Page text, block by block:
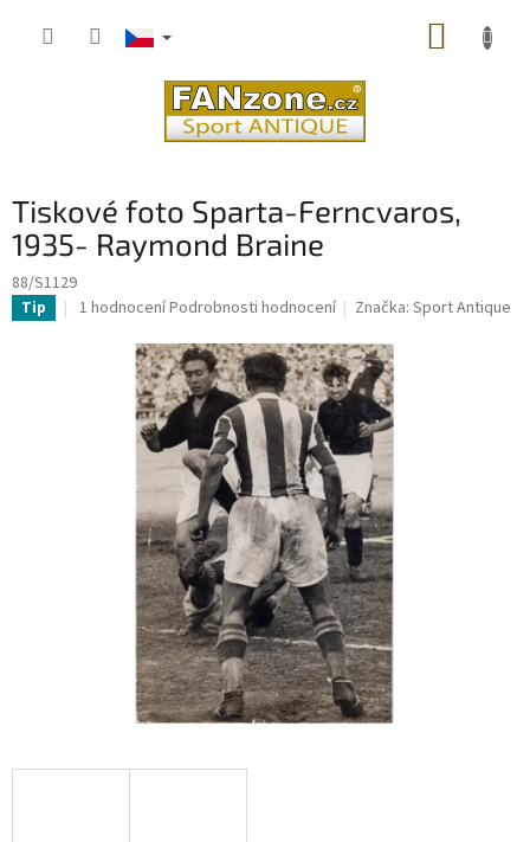
Tiskové foto Sparta-Ferncvaros,
1935- Raymond Braine
88/S1129
Tip
Průměrné
produktu
1 hodnoceníPodrobnosti hodnocení Značka:Sport Antique